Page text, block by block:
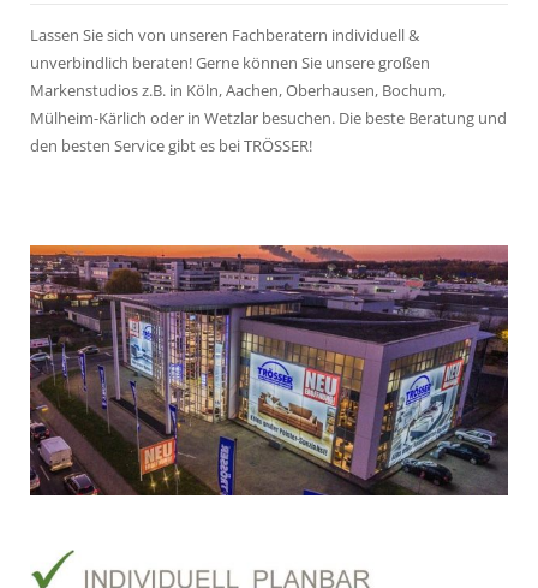
Lassen Sie sich von unseren Fachberatern individuell &
unverbindlich beraten! Gerne können Sie unsere großen
Markenstudios z.B. in Köln, Aachen, Oberhausen, Bochum,
Mülheim-Kärlich oder in Wetzlar besuchen. Die beste Beratung und
den besten Service gibt es bei TRÖSSER!